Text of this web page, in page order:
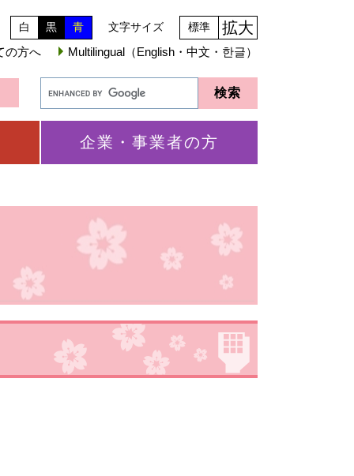
白 黒 青 文字サイズ 標準 拡大
の方へ Multilingual（English・中文・한글）
企業・事業者の方